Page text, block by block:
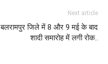
Next article
बलरामपुर जिले में 8 और 9 मई के बाद
शादी समारोह में लगी रोक..